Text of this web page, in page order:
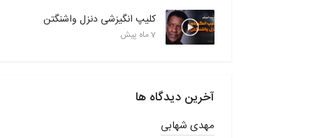
کلیپ انگیزشی دنزل واشنگتن
7 ماه پیش
آخرین دیدگاه ها
مهدی شهابی